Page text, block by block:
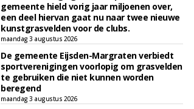
gemeente hield vorig jaar miljoenen over,
een deel hiervan gaat nu naar twee nieuwe
kunstgrasvelden voor de clubs.
maandag 3 augustus 2026
De gemeente Eijsden-Margraten verbiedt
sportverenigingen voorlopig om grasvelden
te gebruiken die niet kunnen worden
beregend
maandag 3 augustus 2026